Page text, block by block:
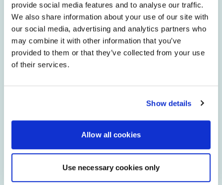
provide social media features and to analyse our traffic.
We also share information about your use of our site with
our social media, advertising and analytics partners who
may combine it with other information that you’ve
provided to them or that they’ve collected from your use
of their services.
Show details
Allow all cookies
Use necessary cookies only
WOMIT KÖNNEN WIR IHNEN HEUTE
HELFEN?
Möchten Sie mehr über unsere Lösungen,
Management Portal?
Sie sind Technologieberater und benötigen
Informationen zu